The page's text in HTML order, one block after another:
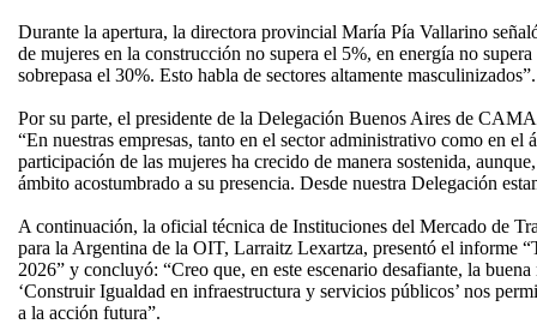
Durante la apertura, la directora provincial María Pía Vallarino
de mujeres en la construcción no supera el 5%, en energía no
sobrepasa el 30%. Esto habla de sectores altamente masculinizados”.
Por su parte, el presidente de la Delegación Buenos Aires de
“En nuestras empresas, tanto en el sector administrativo como en el
participación de las mujeres ha crecido de manera sostenida,
ámbito acostumbrado a su presencia. Desde nuestra Delegación
A continuación, la oficial técnica de Instituciones del Mercado de
para la Argentina de la OIT, Larraitz Lexartza, presentó el informe
2026” y concluyó: “Creo que, en este escenario desafiante, la
‘Construir Igualdad en infraestructura y servicios públicos’ nos
a la acción futura”.